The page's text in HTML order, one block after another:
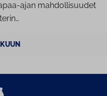
ajan mahdollisuudet